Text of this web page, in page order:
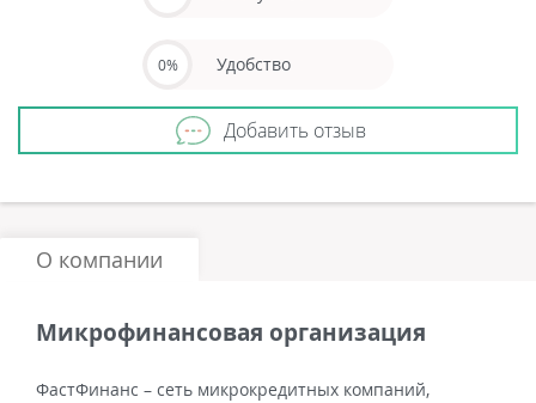
0% Удобство
Добавить отзыв
О компании
Микрофинансовая организация
ФастФинанс – сеть микрокредитных компаний,